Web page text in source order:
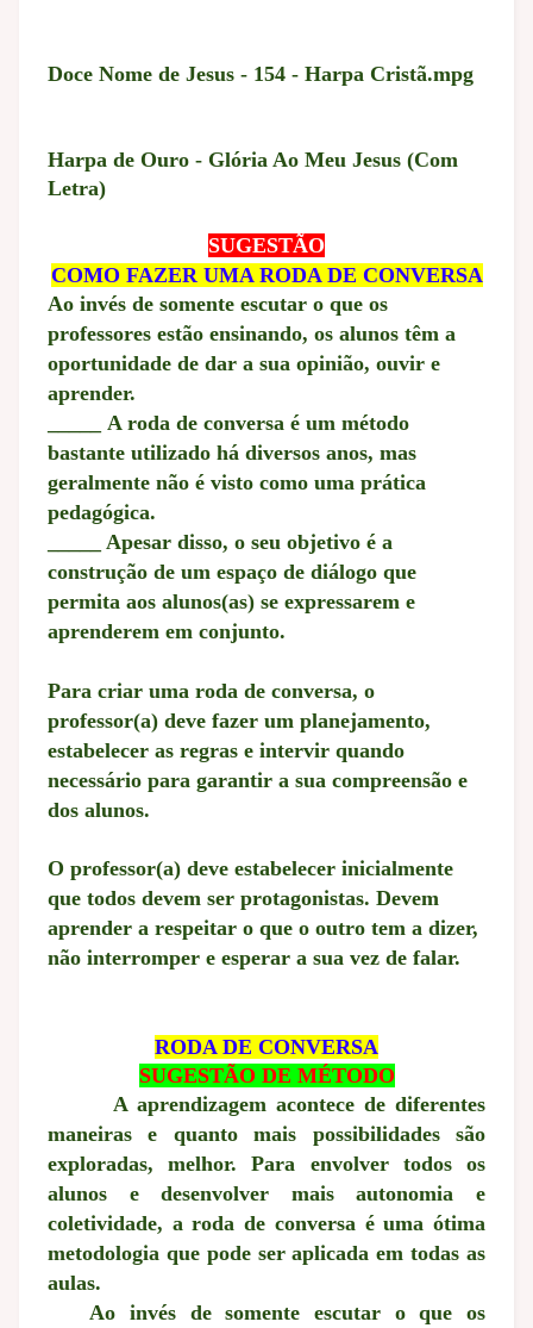
Doce Nome de Jesus - 154 - Harpa Cristã.mpg
Harpa de Ouro - Glória Ao Meu Jesus (Com
Letra)
SUGESTÃO
COMO FAZER UMA RODA DE CONVERSA
Ao invés de somente escutar o que os
professores estão ensinando, os alunos têm a
oportunidade de dar a sua opinião, ouvir e
aprender.
A roda de conversa é um método
bastante utilizado há diversos anos, mas
geralmente não é visto como uma prática
pedagógica.
_____ Apesar disso, o seu objetivo é a
construção de um espaço de diálogo que
permita aos alunos(as) se expressarem e
aprenderem em conjunto.
Para criar uma roda de conversa, o
professor(a) deve fazer um planejamento,
estabelecer as regras e intervir quando
necessário para garantir a sua compreensão e
dos alunos.
O professor(a) deve estabelecer inicialmente
que todos devem ser protagonistas. Devem
aprender a respeitar o que o outro tem a dizer,
não interromper e esperar a sua vez de falar.
RODA DE CONVERSA
SUGESTÃO DE MÉTODO
A aprendizagem acontece de diferentes
maneiras e quanto mais possibilidades são
exploradas, melhor. Para envolver todos os
alunos e desenvolver mais autonomia e
coletividade, a roda de conversa é uma ótima
metodologia que pode ser aplicada em todas as
aulas.
Ao invés de somente escutar o que os